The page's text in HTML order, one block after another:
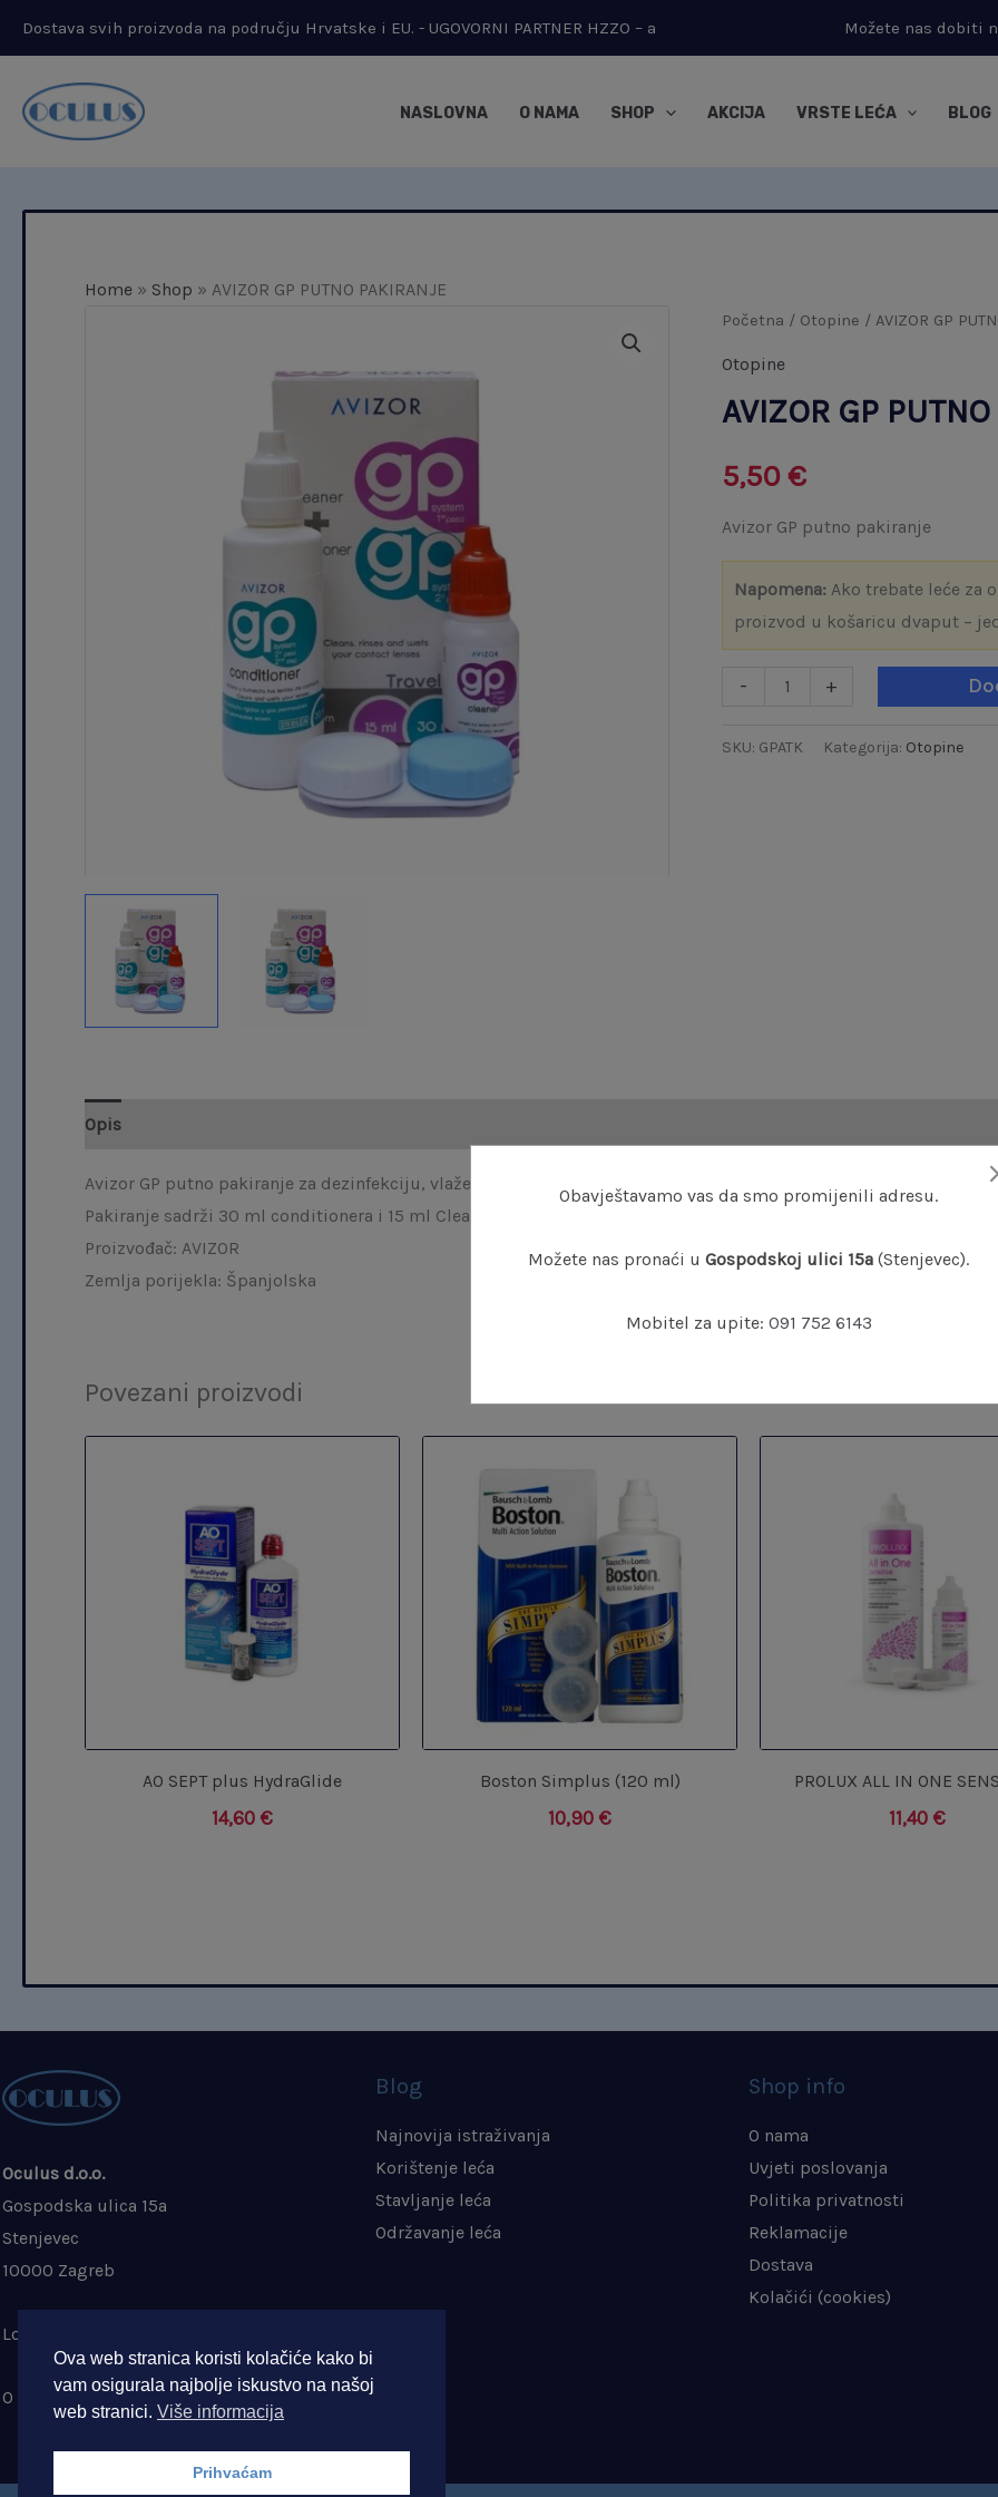
content
Dostava svih proizvoda na području Hrvatske i EU. - UGOVORNI PARTNER HZZO – a Možete nas dobiti
NASLOVNA O NAMA SHOP AKCIJA VRSTE LEĆA BLOG
Home » Shop »AVIZOR GP PUTNO PAKIRANJE
Početna / Otopine / AVIZOR GP
Otopine
AVIZOR GP
5,50€
Avizor GP putno pakiranje
Napomena: Ako trebate leće za
proizvod u košaricu dvaput –
-
AVIZOR
PAKIRANJE
+
SKU: GPATK Kategorija: Otopine
Opis
Avizor GP putno pakiranje za dezinfekciju, vlaženje, ispiranje, čuvanje i čišćenje tvrdih i polutvrdih kontaktnih
Pakiranje sadrži 30 ml conditionera i 15 ml Cleanera
Proizvođač: AVIZOR
Zemlja porijekla: Španjolska
Povezani proizvodi
AO SEPT plus HydraGlide
14,60 €
Boston Simplus (120 ml)
10,90 €
PROLUX ALL IN ONE
11,40 €
Oculus d.o.o.
Gospodska ulica 15a
Stenjevec
10000 Zagreb
Lokacija na karti
O nama
Blog
Najnovija istraživanja
Korištenje leća
Stavljanje leća
Održavanje leća
Shop info
O nama
Uvjeti poslovanja
Politika privatnosti
Reklamacije
Dostava
Kolačići (cookies)
Obavještavamo vas da smo promijenili adresu.
Možete nas pronaći u Gospodskoj ulici 15a (Stenjevec).
Mobitel za upite: 091 752 6143
Ova web stranica koristi kolačiće kako bi
vam osigurala najbolje iskustvo na našoj
web stranici. Više informacija
Prihvaćam